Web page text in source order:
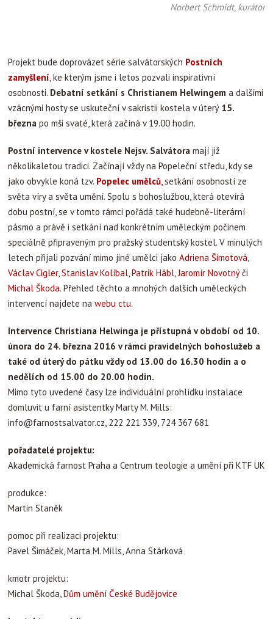
Norbert Schmidt, kurátor
Projekt bude doprovázet série salvátorských Postních
zamyšlení , ke kterým jsme i letos pozvali inspirativní
osobnosti. Debatní setkání s Christianem Helwingem a dalšími
vzácnými hosty se uskuteční v sakristii kostela v úterý 15.
března po mši svaté, která začíná v 19.00 hodin.
Postní intervence v kostele Nejsv. Salvátora mají již
několikaletou tradici. Začínají vždy na Popeleční středu, kdy se
jako obvykle koná tzv. Popelec umělců , setkání osobností ze
světa víry a světa umění. Spolu s bohoslužbou, která otevírá
dobu postní, se v tomto rámci pořádá také hudebně-literární
pásmo a právě i setkání nad konkrétním uměleckým počinem
speciálně připraveným pro pražský studentský kostel. V minulých
letech přijali pozvání mimo jiné umělci jako Adriena Šimotová
Václav Cigler, Stanislav Kolíbal Patrik Hábl Jaromír Novotnýči
Michal Škoda. Přehled těchto a mnohých dalších uměleckých
intervencí najdete na webu ctu.
Intervence Christiana Helwinga je přístupná v období od 10.
února do 24. března 2016 v rámci pravidelných bohoslužeb a
také od úterý do pátku vždy od 13.00 do 16.30 hodin a o
nedělích od 15.00 do 20.00 hodin.
Mimo tyto uvedené časy lze individuální prohlídku instalace
domluvit u farní asistentky Marty M. Mills:
info@farnostsalvator.cz , 222 221 339, 724 367 681
pořadatelé projektu:
Akademická farnost Praha a Centrum teologie a umění při KTF UK
produkce:
Martin Staněk
pomoc při realizaci projektu:
Pavel Šimáček, Marta M. Mills, Anna Stárková
kmotr projektu:
Michal Škoda, Dům umění České Budějovice